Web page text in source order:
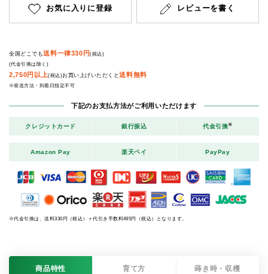
お気に入りに登録 レビューを書く
全国どこでも送料一律330円(税込)
(代金引換は除く)
2,750円以上(税込)お買い上げいただくと送料無料
※発送方法・到着日指定不可
下記のお支払方法がご利用いただけます
クレジットカード 銀行振込 代金引換※
Amazon Pay 楽天ペイ PayPay
※代金引換は、送料330円（税込）＋代引き手数料495円（税込）となります。
商品特性 育て方 蒔き時・収穫